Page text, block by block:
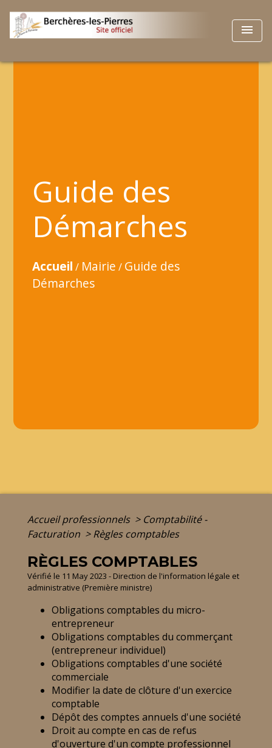
menu
Guide des
Démarches
Accueil / Mairie / Guide des
Démarches
Accueil professionnels > Comptabilité -
Facturation > Règles comptables
RÈGLES COMPTABLES
Vérifié le 11 May 2023 - Direction de l'information légale et
administrative (Première ministre)
Obligations comptables du micro-
entrepreneur
Obligations comptables du commerçant
(entrepreneur individuel)
Obligations comptables d'une société
commerciale
Modifier la date de clôture d'un exercice
comptable
Dépôt des comptes annuels d'une société
Droit au compte en cas de refus
d'ouverture d'un compte professionnel